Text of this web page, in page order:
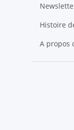
Histoire
A propos